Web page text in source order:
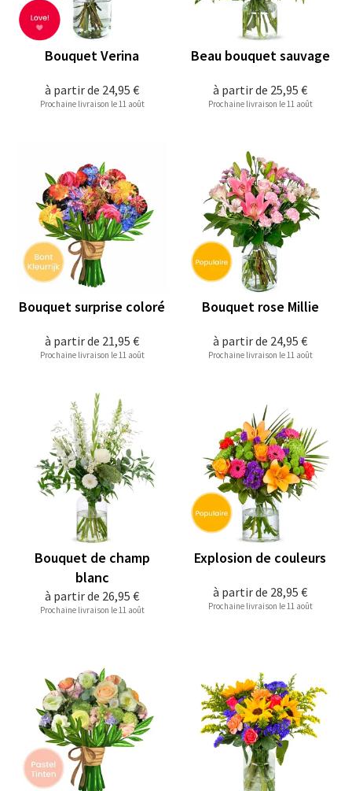
à partir de 24,95 €
Bouquet Verina
Prochaine livraison le 11 août
à partir de 25,95 €
Beau bouquet sauvage
Prochaine livraison le 11 août
à partir de 21,95 €
Bouquet surprise coloré
Prochaine livraison le 11 août
à partir de 24,95 €
Bouquet rose Millie
Prochaine livraison le 11 août
à partir de 26,95 €
Bouquet de champ
blanc
Prochaine livraison le 11 août
à partir de 28,95 €
Explosion de couleurs
Prochaine livraison le 11 août